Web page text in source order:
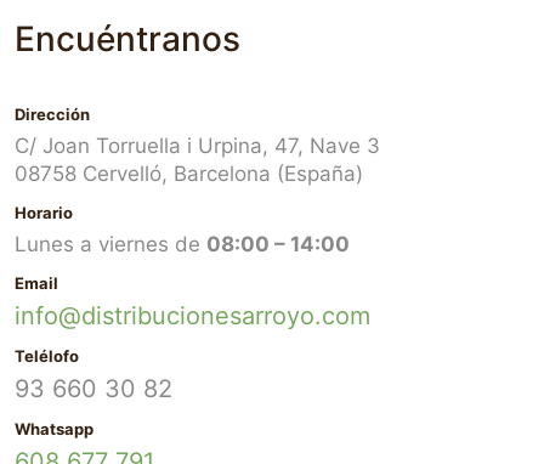
Encuéntranos
Dirección
C/ Joan Torruella i Urpina, 47, Nave 3
08758 Cervelló, Barcelona (España)
Horario
Lunes a viernes de 08:00 – 14:00
Email
info@distribucionesarroyo.com
Telélofo
93 660 30 82
Whatsapp